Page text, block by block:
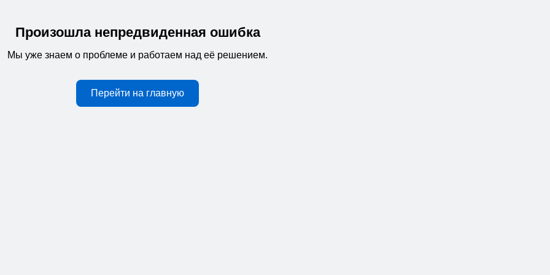
Произошла непредвиденная ошибка
Мы уже знаем о проблеме и работаем над её решением.
Перейти на главную